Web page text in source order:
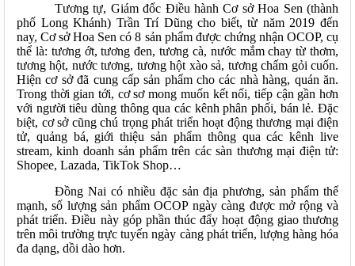
Tương tự, Giám đốc Điều hành Cơ sở Hoa Sen (thành
phố Long Khánh) Trần Trí Dũng cho biết, từ năm 2019 đến
nay, Cơ sở Hoa Sen có 8 sản phẩm được chứng nhận OCOP, cụ
thể là: tương ớt, tương đen, tương cà, nước mắm chay từ thơm,
tương hột, nước tương, tương hột xào sả, tương chấm gỏi cuốn.
Hiện cơ sở đã cung cấp sản phẩm cho các nhà hàng, quán ăn.
Trong thời gian tới, cơ sơ mong muốn kết nối, tiếp cận gần hơn
với người tiêu dùng thông qua các kênh phân phối, bán lẻ. Đặc
biệt, cơ sở cũng chú trọng phát triển hoạt động thương mại điện
tử, quảng bá, giới thiệu sản phẩm thông qua các kênh live
stream, kinh doanh sản phẩm trên các sàn thương mại điện tử:
Shopee, Lazada, TikTok Shop…
Đồng Nai có nhiều đặc sản địa phương, sản phẩm thế
mạnh, số lượng sản phẩm OCOP ngày càng được mở rộng và
phát triển. Điều này góp phần thúc đẩy hoạt động giao thương
trên môi trường trực tuyến ngày càng phát triển, lượng hàng hóa
đa dạng, dồi dào hơn.